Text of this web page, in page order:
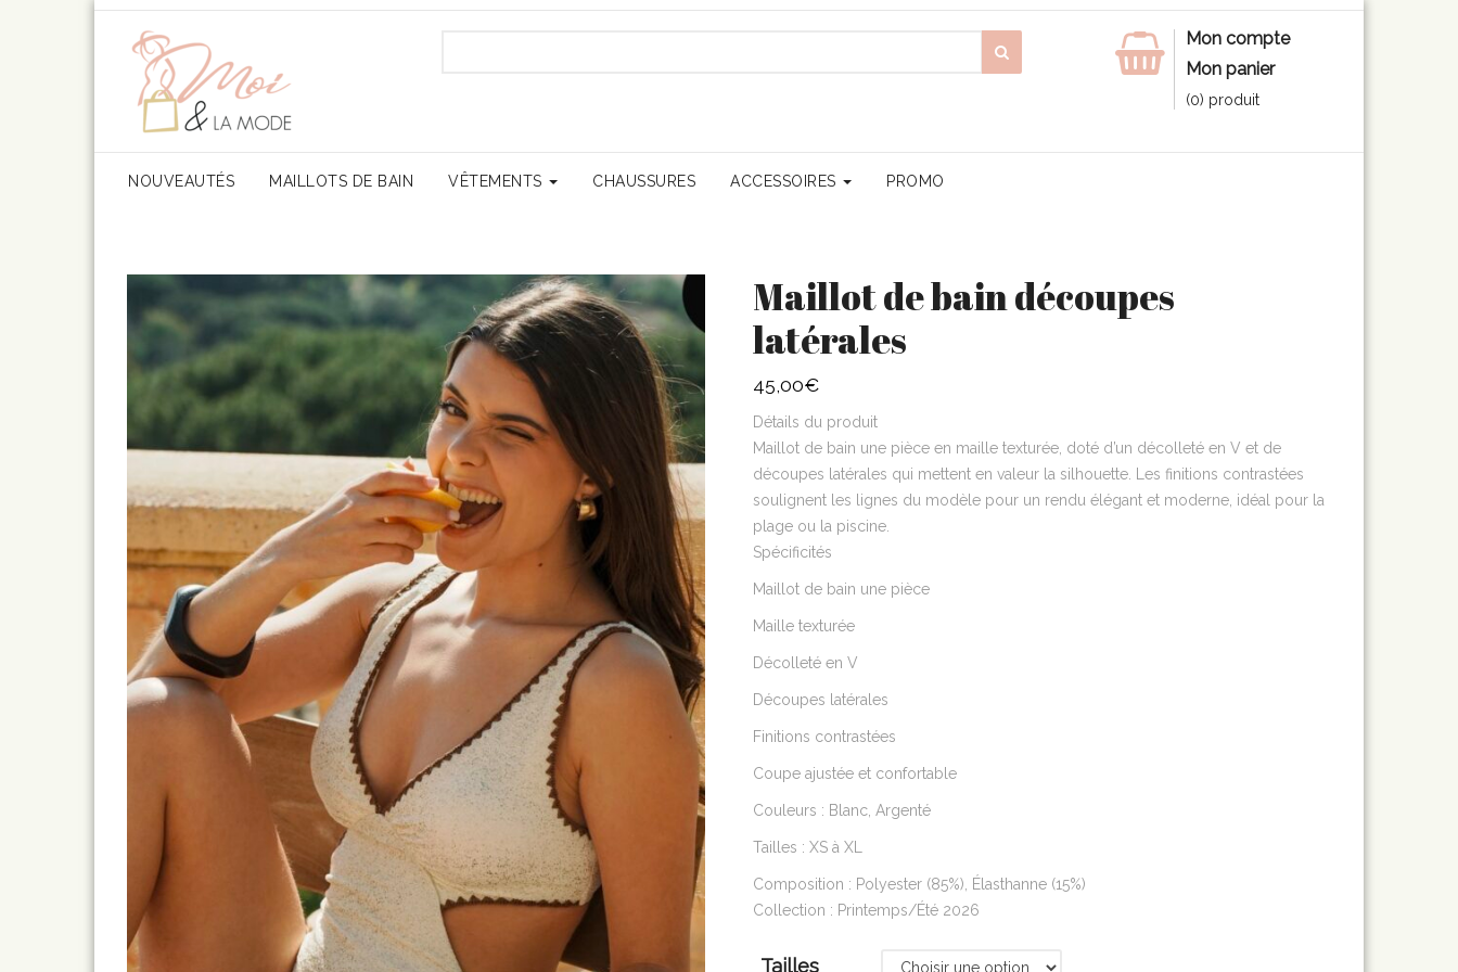
Mon compte
Mon panier
(0) produit
Navigation
NOUVEAUTÉS MAILLOTS DE BAIN VÊTEMENTS CHAUSSURES ACCESSOIRES PROMO
Maillot de bain découpes
latérales
45,00€
Détails du produit
Maillot de bain une pièce en maille texturée, doté d’un décolleté en V et de
découpes latérales qui mettent en valeur la silhouette. Les finitions contrastées
soulignent les lignes du modèle pour un rendu élégant et moderne, idéal pour la
plage ou la piscine.
Spécificités
Maillot de bain une pièce
Maille texturée
Décolleté en V
Découpes latérales
Finitions contrastées
Coupe ajustée et confortable
Couleurs : Blanc, Argenté
Tailles : XS à XL
Composition : Polyester (85%), Élasthanne (15%)
Collection : Printemps/Été 2026
Tailles